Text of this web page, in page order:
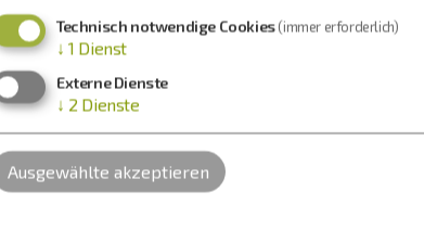
Technisch notwendige Cookies(immer erforderlich)
↓ 1 Dienst
Externe Dienste
↓ 2 Dienste
Ausgewählte akzeptieren